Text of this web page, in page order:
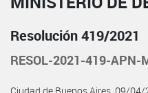
Resolución 419/2021
RESOL-2021-419-APN-
Ciudad de Buenos Aires, 09/04/